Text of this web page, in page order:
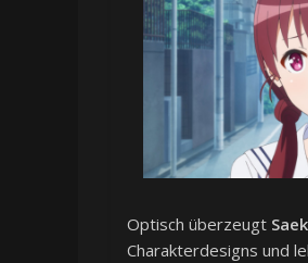
Optisch überzeugt
Charakterdesigns und